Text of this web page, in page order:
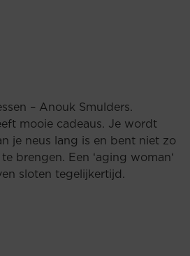
– Anouk Smulders.
mooie cadeaus. Je wordt
je neus lang is en bent niet zo
brengen. Een ‘aging woman‘
sloten tegelijkertijd.